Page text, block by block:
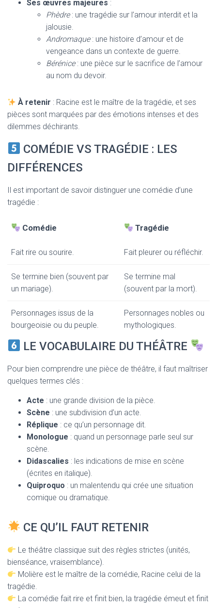
Ses œuvres majeures :
Phèdre: une tragédie sur l’amour interdit et la
jalousie.
Andromaque: une histoire d’amour et de
vengeance dans un contexte de guerre.
Bérénice: une pièce sur le sacrifice de l’amour
au nom du devoir.
À retenir : Racine est le maître de la tragédie, et ses
pièces sont marquées par des émotions intenses et des
dilemmes déchirants.
COMÉDIE VS TRAGÉDIE : LES
DIFFÉRENCES
Il est important de savoir distinguer une comédie d’une
tragédie :
Comédie Tragédie
Fait rire ou sourire. Fait pleurer ou réfléchir.
Se termine bien (souvent par
un mariage).
Se termine mal
(souvent par la mort).
Personnages issus de la
bourgeoisie ou du peuple.
Personnages nobles ou
mythologiques.
LE VOCABULAIRE DU THÉÂTRE
Pour bien comprendre une pièce de théâtre, il faut maîtriser
quelques termes clés :
Acte : une grande division de la pièce.
Scène : une subdivision d’un acte.
Réplique : ce qu’un personnage dit.
Monologue : quand un personnage parle seul sur
scène.
Didascalies : les indications de mise en scène
(écrites en italique).
Quiproquo : un malentendu qui crée une situation
comique ou dramatique.
CE QU’IL FAUT RETENIR
Le théâtre classique suit des règles strictes (unités,
bienséance, vraisemblance).
Molière est le maître de la comédie, Racine celui de la
tragédie.
La comédie fait rire et finit bien, la tragédie émeut et finit